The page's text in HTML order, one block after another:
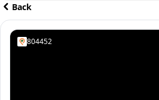
Back
804452